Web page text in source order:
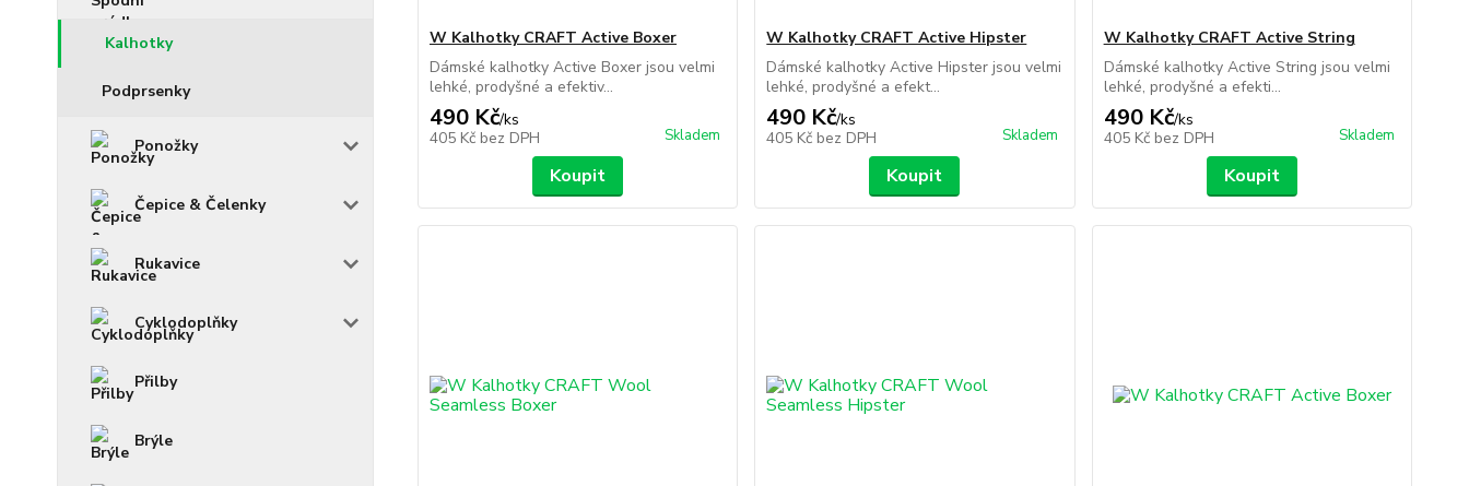
Kalhotky
Podprsenky
Ponožky
Čepice & Čelenky
Rukavice
Cyklodoplňky
Přilby
Brýle
W Kalhotky CRAFT Active Boxer
Dámské kalhotky Active Boxer jsou velmi
lehké, prodyšné a efektiv...
490 Kč/ks
405 Kč bez DPH Skladem
Koupit
W Kalhotky CRAFT Active Hipster
Dámské kalhotky Active Hipster jsou velmi
lehké, prodyšné a efekt...
490 Kč/ks
405 Kč bez DPH Skladem
Koupit
W Kalhotky CRAFT Active String
Dámské kalhotky Active String jsou velmi
lehké, prodyšné a efekti...
490 Kč/ks
405 Kč bez DPH Skladem
Koupit